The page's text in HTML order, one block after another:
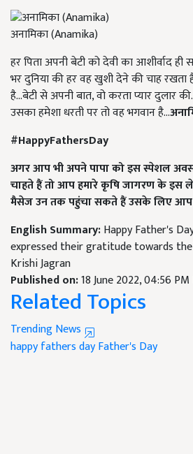
अनामिका (Anamika)
हर पिता अपनी बेटी को देवी का आशीर्वाद
भर दुनिया की हर वह खुशी देने की चाह रखता
है...बेटी से अपनी बात, वो करता प्यार दुलार
उसका हमेशा धरती पर तो वह भगवान है...
#HappyFathersDay
अगर आप भी अपने पापा को इस स्पेशल
चाहते हैं तो आप हमारे कृषि जागरण के इस
मैसेज उन तक पहुंचा सकते हैं उसके लिए
English Summary:Happy Father's
expressed their gratitude towards
Krishi Jagran
Published on:18 June 2022, 04:56 PM
Related Topics
Trending News
happy fathers dayFather's Day